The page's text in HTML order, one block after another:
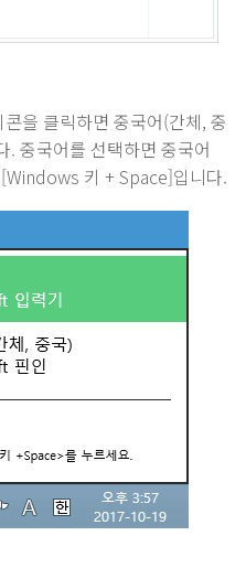
을 클릭하면 중국어(간체, 중
. 중국어를 선택하면 중국어
키 + Space]입니다.